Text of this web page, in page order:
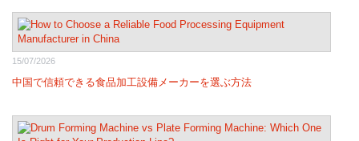
15/07/2026
中国で信頼できる食品加工設備メーカーを選ぶ方法